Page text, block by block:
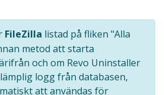
FileZilla listad på fliken "Alla
metod att starta
och om Revo Uninstaller
logg från databasen,
att användas för